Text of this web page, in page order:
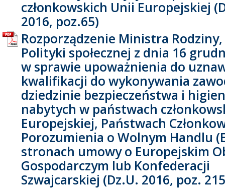
członkowskich Unii Europejskiej
2016, poz.65)
Rozporządzenie Ministra Rodziny,
Polityki społecznej z dnia 16
w sprawie upoważnienia do
kwalifikacji do wykonywania
dziedzinie bezpieczeństwa i
nabytych w państwach
Europejskiej, Państwach
Porozumienia o Wolnym Handlu
stronach umowy o Europejskim
Gospodarczym lub Konfederacji
Szwajcarskiej (Dz.U. 2016, poz.